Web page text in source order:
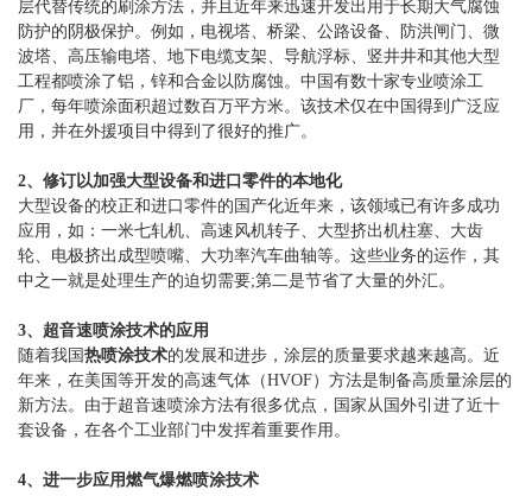
层代替传统的刷涂方法，并且近年来迅速开发出用于长期大气腐蚀
防护的阴极保护。例如，电视塔、桥梁、公路设备、防洪闸门、微
波塔、高压输电塔、地下电缆支架、导航浮标、竖井井和其他大型
工程都喷涂了铝，锌和合金以防腐蚀。中国有数十家专业喷涂工
厂，每年喷涂面积超过数百万平方米。该技术仅在中国得到广泛应
用，并在外援项目中得到了很好的推广。
2、修订以加强大型设备和进口零件的本地化
大型设备的校正和进口零件的国产化近年来，该领域已有许多成功
应用，如：一米七轧机、高速风机转子、大型挤出机柱塞、大齿
轮、电极挤出成型喷嘴、大功率汽车曲轴等。这些业务的运作，其
中之一就是处理生产的迫切需要;第二是节省了大量的外汇。
3、超音速喷涂技术的应用
随着我国 热喷涂技术的发展和进步，涂层的质量要求越来越高。近
年来，在美国等开发的高速气体（HVOF）方法是制备高质量涂层的
新方法。由于超音速喷涂方法有很多优点，国家从国外引进了近十
套设备，在各个工业部门中发挥着重要作用。
4、进一步应用燃气爆燃喷涂技术